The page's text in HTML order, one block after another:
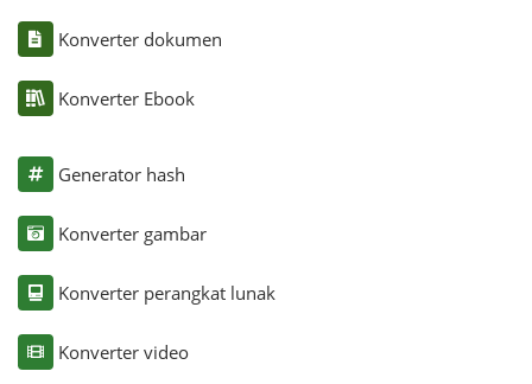
Konverter dokumen
Konverter Ebook
Generator hash
Konverter gambar
Konverter perangkat lunak
Konverter video